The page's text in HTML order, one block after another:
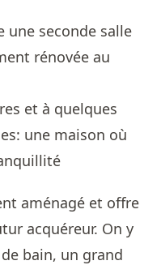
une seconde salle
rénovée au
aménagé et offre
acquéreur. On y
bain, un grand